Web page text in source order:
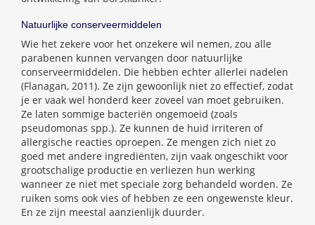
Natuurlijke conserveermiddelen
Wie het zekere voor het onzekere wil nemen, zou alle
parabenen kunnen vervangen door natuurlijke
conserveermiddelen. Die hebben echter allerlei nadelen
(Flanagan, 2011). Ze zijn gewoonlijk niet zo effectief, zodat
je er vaak wel honderd keer zoveel van moet gebruiken.
Ze laten sommige bacteriën ongemoeid (zoals
pseudomonas spp.). Ze kunnen de huid irriteren of
allergische reacties oproepen. Ze mengen zich niet zo
goed met andere ingrediënten, zijn vaak ongeschikt voor
grootschalige productie en verliezen hun werking
wanneer ze niet met speciale zorg behandeld worden. Ze
ruiken soms ook vies of hebben ze een ongewenste kleur.
En ze zijn meestal aanzienlijk duurder.